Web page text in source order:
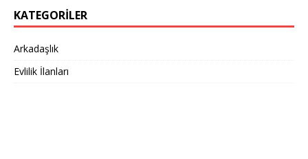
KATEGORILER
Arkadaşlık
Evlilik İlanları